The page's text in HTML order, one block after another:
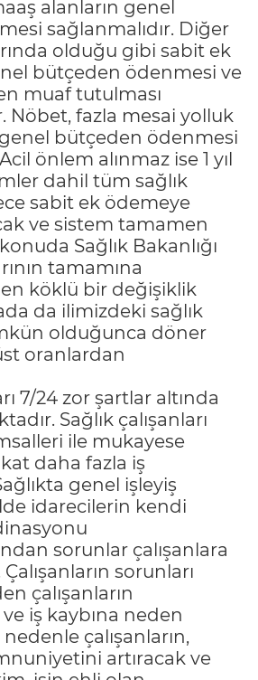
alanların genel
sağlanmalıdır. Diğer
olduğu gibi sabit ek
bütçeden ödenmesi ve
muaf tutulması
Nöbet, fazla mesai yolluk
bütçeden ödenmesi
önlem alınmaz ise 1 yıl
dahil tüm sağlık
sabit ek ödemeye
ve sistem tamamen
Sağlık Bakanlığı
tamamına
köklü bir değişiklik
da ilimizdeki sağlık
olduğunca döner
oranlardan
7/24 zor şartlar altında
Sağlık çalışanları
ile mukayese
daha fazla iş
genel işleyiş
idarecilerin kendi
sorunlar çalışanlara
sorunları
çalışanların
iş kaybına neden
çalışanların,
artıracak ve